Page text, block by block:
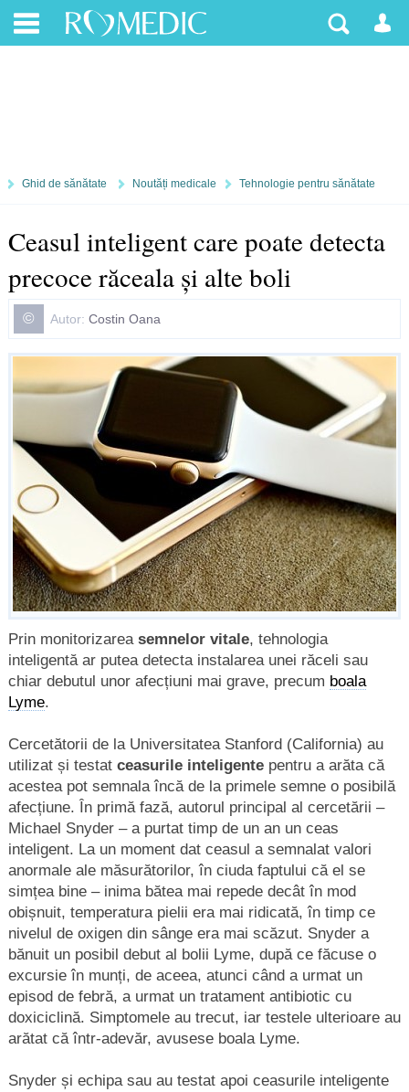
Ghid de sănătate Noutăți medicale Tehnologie pentru sănătate
Ceasul inteligent care poate detecta
precoce răceala și alte boli
© Autor: Costin Oana
Prin monitorizarea semnelor vitale, tehnologia
inteligentă ar putea detecta instalarea unei răceli sau
chiar debutul unor afecțiuni mai grave, precum boala
Lyme.
Cercetătorii de la Universitatea Stanford (California) au
utilizat și testatceasurile inteligentepentru a arăta că
acestea pot semnala încă de la primele semne o posibilă
afecțiune. În primă fază, autorul principal al cercetării –
Michael Snyder – a purtat timp de un an un ceas
inteligent. La un moment dat ceasul a semnalat valori
anormale ale măsurătorilor, în ciuda faptului că el se
simțea bine – inima bătea mai repede decât în mod
obișnuit, temperatura pielii era mai ridicată, în timp ce
nivelul de oxigen din sânge era mai scăzut. Snyder a
bănuit un posibil debut al bolii Lyme, după ce făcuse o
excursie în munți, de aceea, atunci când a urmat un
episod de febră, a urmat un tratament antibiotic cu
doxiciclină. Simptomele au trecut, iar testele ulterioare au
arătat că într-adevăr, avusese boala Lyme.
Snyder și echipa sau au testat apoi ceasurile inteligente